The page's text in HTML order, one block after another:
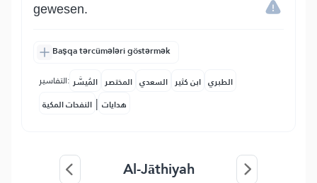
gewesen.
Başqa tərcümələri göstərmək
التفاسير: المُيسَّر المختصر السعدي ابن كثير الطبري
النفحات المكية | هدايات
Al-Jāthiyah